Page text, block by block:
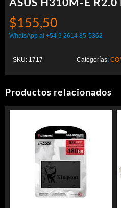
$155,50
WhatsApp al +54 9 2614 85-5362
SKU: 1717 Categorías:
Productos relacionados